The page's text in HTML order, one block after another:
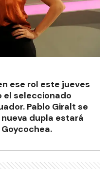
ese rol este jueves
el seleccionado
Pablo Giralt se
dupla estará